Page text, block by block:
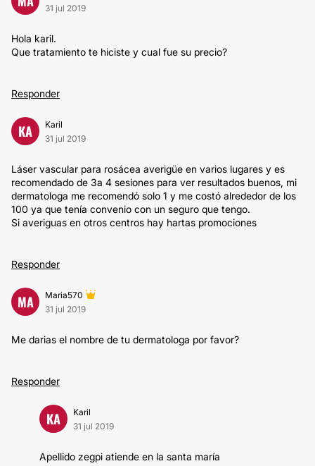
31 jul 2019
Hola karil.
Que tratamiento te hiciste y cual fue su precio?
Responder
KA
Karil
31 jul 2019
Láser vascular para rosácea averigüe en varios lugares y es
recomendado de 3a 4 sesiones para ver resultados buenos, mi
dermatologa me recomendó solo 1 y me costó alrededor de los
100 ya que tenía convenio con un seguro que tengo.
Si averiguas en otros centros hay hartas promociones
Responder
MA
Maria570
31 jul 2019
Me darias el nombre de tu dermatologa por favor?
Responder
KA
Karil
31 jul 2019
Apellido zegpi atiende en la santa maría